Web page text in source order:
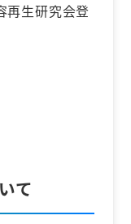
生研究会登
て